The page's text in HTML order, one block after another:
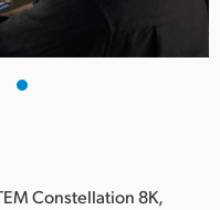
Constellation 8K,